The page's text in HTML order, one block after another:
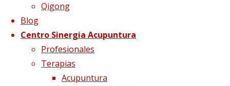
Qigong
Blog
Centro Sinergia Acupuntura
Profesionales
Terapias
Acupuntura